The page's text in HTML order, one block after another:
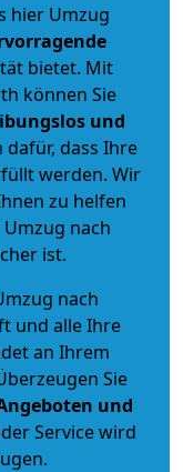
hier Umzug
bietet. Mit
können Sie
und
dass Ihre
werden. Wir
zu helfen
nach
ist.
nach
und alle Ihre
an Ihrem
Sie
und
Service wird